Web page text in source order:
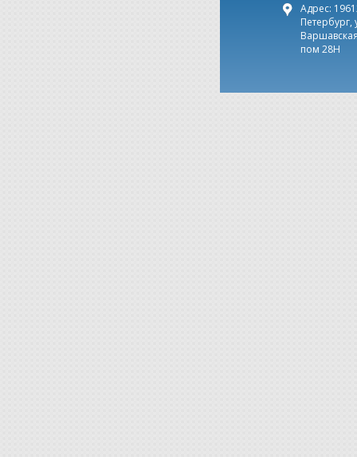
Адрес:
Петербург,
пом 28Н